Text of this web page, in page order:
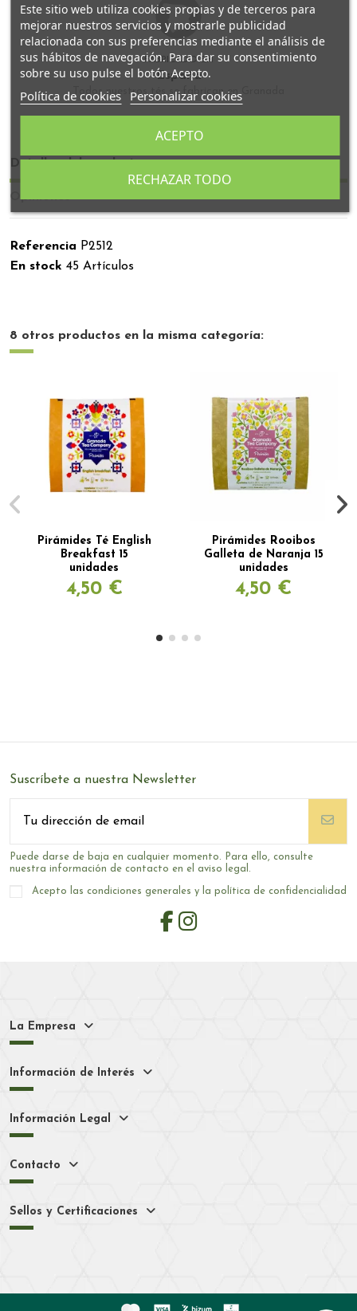
FABRICADO EN
España
Todos nuestros tés se fabrican en Granada
Detalles del producto
Opiniones
Referencia P2512
En stock 45 Artículos
8 otros productos en la misma categoría:
Pirámides Té English
Breakfast 15
unidades
4,50 €
Pirámides Rooibos
Galleta de Naranja 15
unidades
4,50 €
Suscríbete a nuestra Newsletter
Puede darse de baja en cualquier momento. Para ello, consulte
nuestra información de contacto en el aviso legal.
Acepto las condiciones generales y la política de confidencialidad
La Empresa
Información de Interés
Información Legal
Contacto
Sellos y Certificaciones
Este sitio web utiliza cookies propias y de terceros para
mejorar nuestros servicios y mostrarle publicidad
relacionada con sus preferencias mediante el análisis de
sus hábitos de navegación. Para dar su consentimiento
sobre su uso pulse el botón Acepto.
Política de cookies Personalizar cookies
RECHAZAR TODO
ACEPTO